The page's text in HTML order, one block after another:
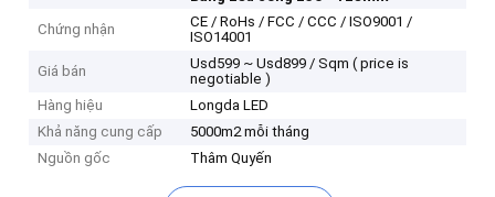
Chứng nhận
CE / RoHs / FCC / CCC / ISO9001 /
ISO14001
Giá bán
Usd599 ~ Usd899 / Sqm ( price is
negotiable )
Hàng hiệu
Longda LED
Khả năng cung cấp
5000m2 mỗi tháng
Nguồn gốc
Thâm Quyến